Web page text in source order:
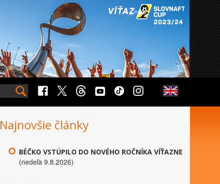
Najnovšie články
BÉČKO VSTÚPILO DO NOVÉHO ROČNÍKA VÍŤAZNE
(nedeľa 9.8.2026)